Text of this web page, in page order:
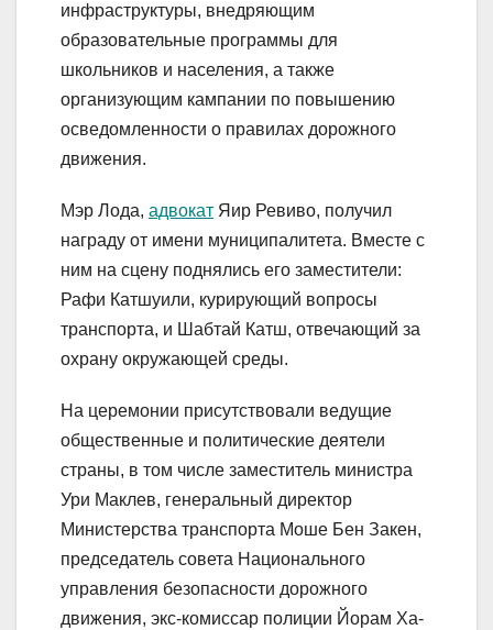
инфраструктуры, внедряющим
образовательные программы для
школьников и населения, а также
организующим кампании по повышению
осведомленности о правилах дорожного
движения.
Мэр Лода, адвокат Яир Ревиво, получил
награду от имени муниципалитета. Вместе с
ним на сцену поднялись его заместители:
Рафи Катшуили, курирующий вопросы
транспорта, и Шабтай Катш, отвечающий за
охрану окружающей среды.
На церемонии присутствовали ведущие
общественные и политические деятели
страны, в том числе заместитель министра
Ури Маклев, генеральный директор
Министерства транспорта Моше Бен Закен,
председатель совета Национального
управления безопасности дорожного
движения, экс-комиссар полиции Йорам Ха-